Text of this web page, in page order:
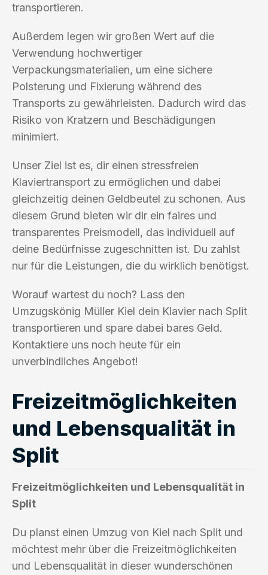
transportieren.
Außerdem legen wir großen Wert auf die
Verwendung hochwertiger
Verpackungsmaterialien, um eine sichere
Polsterung und Fixierung während des
Transports zu gewährleisten. Dadurch wird das
Risiko von Kratzern und Beschädigungen
minimiert.
Unser Ziel ist es, dir einen stressfreien
Klaviertransport zu ermöglichen und dabei
gleichzeitig deinen Geldbeutel zu schonen. Aus
diesem Grund bieten wir dir ein faires und
transparentes Preismodell, das individuell auf
deine Bedürfnisse zugeschnitten ist. Du zahlst
nur für die Leistungen, die du wirklich benötigst.
Worauf wartest du noch? Lass den
Umzugskönig Müller Kiel dein Klavier nach Split
transportieren und spare dabei bares Geld.
Kontaktiere uns noch heute für ein
unverbindliches Angebot!
Freizeitmöglichkeiten
und Lebensqualität in
Split
Freizeitmöglichkeiten und Lebensqualität in
Split
Du planst einen Umzug von Kiel nach Split und
möchtest mehr über die Freizeitmöglichkeiten
und Lebensqualität in dieser wunderschönen